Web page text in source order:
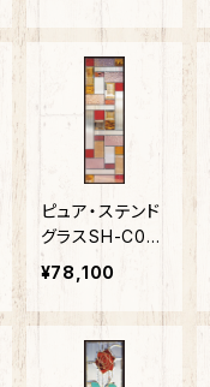
ピュア・ステンド
グラスSH-C07
N
¥78,100